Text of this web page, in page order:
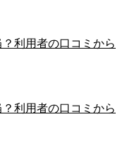
利用者の口コミから
利用者の口コミから